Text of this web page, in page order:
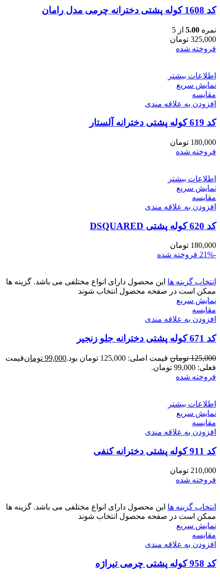
کد 1608 کوله پشتی دخترانه چرمی مدل رامان
نمره 5.00 از 5
325,000 تومان
فروخته شده
اطلاعات بیشتر
نمایش سریع
مقايسه
افزودن به علاقه مندی
کد 619 کوله پشتی دخترانه آلستار
180,000 تومان
فروخته شده
اطلاعات بیشتر
نمایش سریع
مقايسه
افزودن به علاقه مندی
کد 620 کوله پشتی DSQUARED
180,000 تومان
-21%
فروخته شده
انتخاب گزینه ها این محصول دارای انواع مختلفی می باشد. گزینه ها
ممکن است در صفحه محصول انتخاب شوند
نمایش سریع
مقايسه
افزودن به علاقه مندی
کد 671 کوله پشتی دخترانه جلو زنجیر
125,000 تومان قیمت اصلی: 125,000 تومان بود. 99,000 تومانقیمت
فعلی: 99,000 تومان.
فروخته شده
اطلاعات بیشتر
نمایش سریع
مقايسه
افزودن به علاقه مندی
کد 911 کوله پشتی دخترانه کنفی
210,000 تومان
فروخته شده
انتخاب گزینه ها این محصول دارای انواع مختلفی می باشد. گزینه ها
ممکن است در صفحه محصول انتخاب شوند
نمایش سریع
مقايسه
افزودن به علاقه مندی
کد 958 کوله پشتی چرمی تیراژه